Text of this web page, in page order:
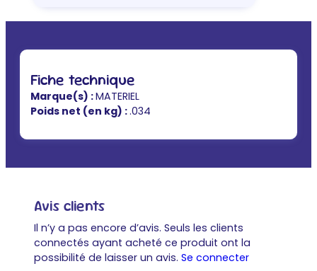
Fiche technique
Marque(s) :MATERIEL
Poids net (en kg) :.034
Avis clients
Il n’y a pas encore d’avis. Seuls les clients
connectés ayant acheté ce produit ont la
possibilité de laisser un avis. Se connecter